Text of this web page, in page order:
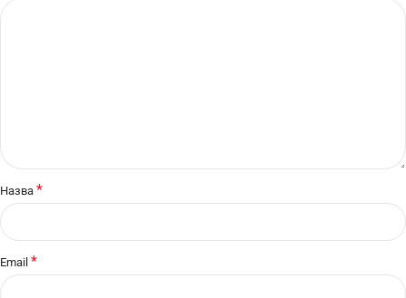
Назва *
Email *